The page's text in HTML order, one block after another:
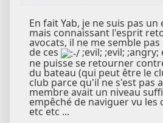
En fait Yab, je ne suis pas
mais connaissant l'esprit
avocats, il ne me semble
de ces
;evil; ;evil;
ne puisse se retourner
du bateau (qui peut être le
club parce qu'il ne s'est pas
membre avait un niveau
empêché de naviguer vu les
etc etc ...